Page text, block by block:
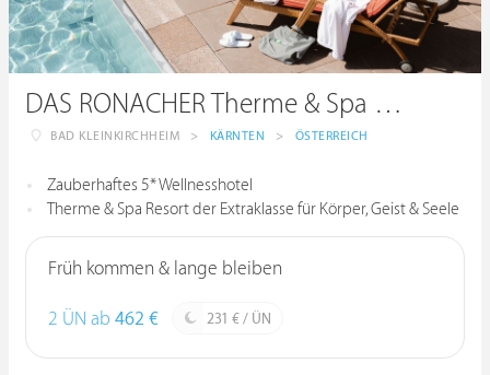
DAS RONACHER Therme & Spa Resort *****
BAD KLEINKIRCHHEIM > KÄRNTEN > ÖSTERREICH
Zauberhaftes 5* Wellnesshotel
Therme & Spa Resort der Extraklasse für Körper, Geist & Seele
Früh kommen & lange bleiben
2 ÜN ab 462 € 231 € / ÜN